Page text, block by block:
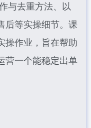
与去重方法、以
后等实操细节。课
操作业，旨在帮助
营一个能稳定出单